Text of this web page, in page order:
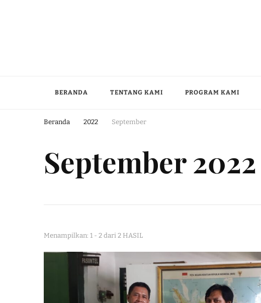
BERANDA TENTANG KAMI PROGRAM KAMI
Beranda 2022 September
September 2022
Menampilkan: 1 - 2 dari 2 HASIL